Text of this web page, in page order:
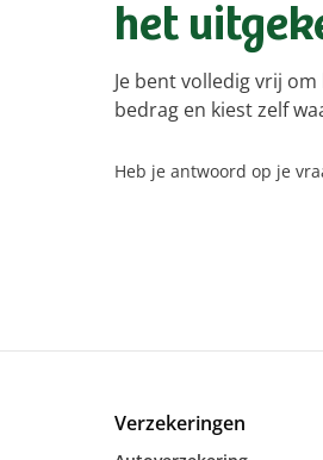
het
Je bent volledig vrij
bedrag en kiest zelf
Heb je antwoord op je
Verzekeringen